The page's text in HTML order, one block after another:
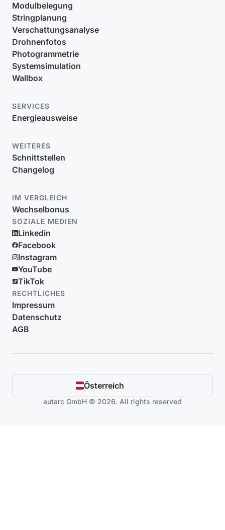
Modulbelegung
Stringplanung
Verschattungsanalyse
Drohnenfotos
Photogrammetrie
Systemsimulation
Wallbox
SERVICES
Energieausweise
WEITERES
Schnittstellen
Changelog
IM VERGLEICH
Wechselbonus
SOZIALE MEDIEN
Linkedin
Facebook
Instagram
YouTube
TikTok
RECHTLICHES
Impressum
Datenschutz
AGB
Österreich
autarc GmbH © 2026. All rights reserved